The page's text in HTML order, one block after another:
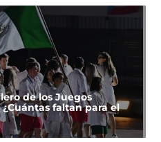
de los Juegos
faltan para el